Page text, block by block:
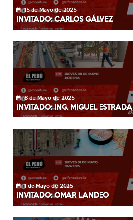
15 de Mayo de 2025
INVITADO: CARLOS GÁLVEZ
8 de Mayo de 2025
INVITADO: ING. MIGUEL ESTRADA
1 de Mayo de 2025
INVITADO: OMAR LANDEO